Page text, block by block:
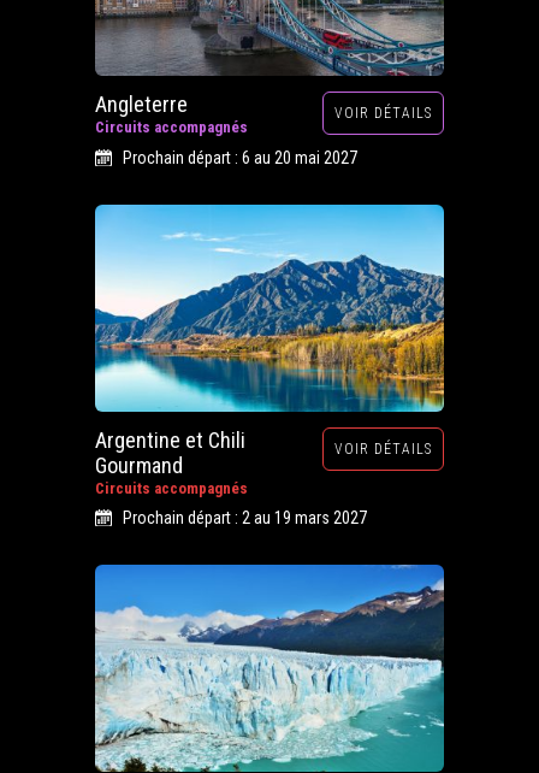
Angleterre
Circuits accompagnés
VOIR DÉTAILS
Prochain départ : 6 au 20 mai 2027
Argentine et Chili
Gourmand
Circuits accompagnés
VOIR DÉTAILS
Prochain départ : 2 au 19 mars 2027